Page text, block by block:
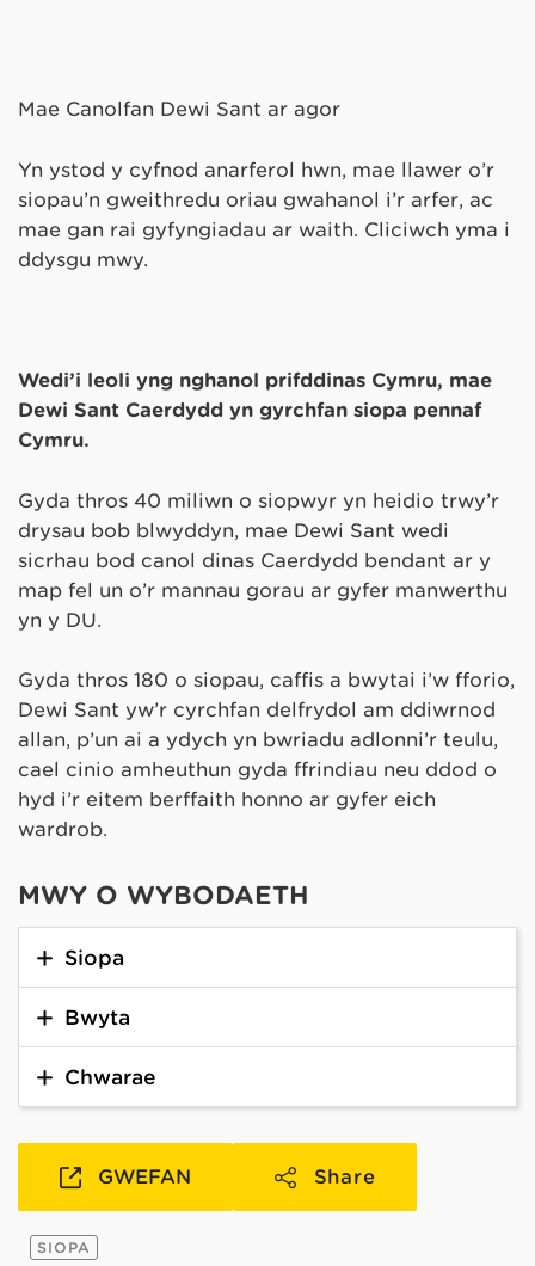
Mae Canolfan Dewi Sant ar agor
Yn ystod y cyfnod anarferol hwn, mae llawer o’r
siopau’n gweithredu oriau gwahanol i’r arfer, ac
mae gan rai gyfyngiadau ar waith. Cliciwch yma i
ddysgu mwy.
Wedi’i leoli yng nghanol prifddinas Cymru, mae
Dewi Sant Caerdydd yn gyrchfan siopa pennaf
Cymru.
Gyda thros 40 miliwn o siopwyr yn heidio trwy’r
drysau bob blwyddyn, mae Dewi Sant wedi
sicrhau bod canol dinas Caerdydd bendant ar y
map fel un o’r mannau gorau ar gyfer manwerthu
yn y DU.
Gyda thros 180 o siopau, caffis a bwytai i’w fforio,
Dewi Sant yw’r cyrchfan delfrydol am ddiwrnod
allan, p’un ai a ydych yn bwriadu adlonni’r teulu,
cael cinio amheuthun gyda ffrindiau neu ddod o
hyd i’r eitem berffaith honno ar gyfer eich
wardrob.
MWY O WYBODAETH
Siopa
Bwyta
Chwarae
GWEFAN Share
SIOPA